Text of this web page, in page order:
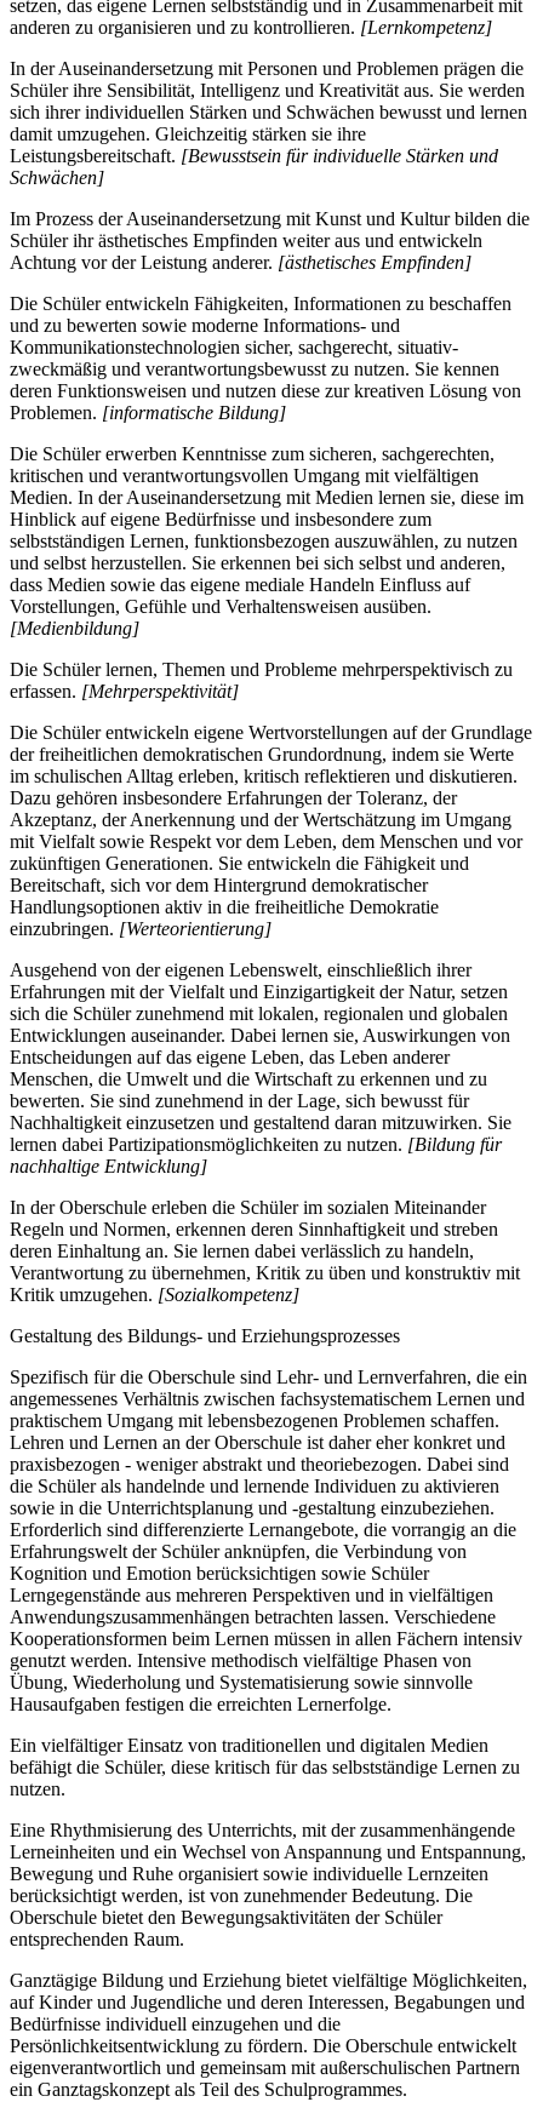
setzen, das eigene Lernen selbstständig und in Zusammenarbeit mit
anderen zu organisieren und zu kontrollieren. [Lernkompetenz]
In der Auseinandersetzung mit Personen und Problemen prägen die
Schüler ihre Sensibilität, Intelligenz und Kreativität aus. Sie werden
sich ihrer individuellen Stärken und Schwächen bewusst und lernen
damit umzugehen. Gleichzeitig stärken sie ihre
Leistungsbereitschaft. [Bewusstsein für individuelle Stärken und
Schwächen]
Im Prozess der Auseinandersetzung mit Kunst und Kultur bilden die
Schüler ihr ästhetisches Empfinden weiter aus und entwickeln
Achtung vor der Leistung anderer. [ästhetisches Empfinden]
Die Schüler entwickeln Fähigkeiten, Informationen zu beschaffen
und zu bewerten sowie moderne Informations- und
Kommunikationstechnologien sicher, sachgerecht, situativ-
zweckmäßig und verantwortungsbewusst zu nutzen. Sie kennen
deren Funktionsweisen und nutzen diese zur kreativen Lösung von
Problemen. [informatische Bildung]
Die Schüler erwerben Kenntnisse zum sicheren, sachgerechten,
kritischen und verantwortungsvollen Umgang mit vielfältigen
Medien. In der Auseinandersetzung mit Medien lernen sie, diese im
Hinblick auf eigene Bedürfnisse und insbesondere zum
selbstständigen Lernen, funktionsbezogen auszuwählen, zu nutzen
und selbst herzustellen. Sie erkennen bei sich selbst und anderen,
dass Medien sowie das eigene mediale Handeln Einfluss auf
Vorstellungen, Gefühle und Verhaltensweisen ausüben.
[Medienbildung]
Die Schüler lernen, Themen und Probleme mehrperspektivisch zu
erfassen. [Mehrperspektivität]
Die Schüler entwickeln eigene Wertvorstellungen auf der Grundlage
der freiheitlichen demokratischen Grundordnung, indem sie Werte
im schulischen Alltag erleben, kritisch reflektieren und diskutieren.
Dazu gehören insbesondere Erfahrungen der Toleranz, der
Akzeptanz, der Anerkennung und der Wertschätzung im Umgang
mit Vielfalt sowie Respekt vor dem Leben, dem Menschen und vor
zukünftigen Generationen. Sie entwickeln die Fähigkeit und
Bereitschaft, sich vor dem Hintergrund demokratischer
Handlungsoptionen aktiv in die freiheitliche Demokratie
einzubringen. [Werteorientierung]
Ausgehend von der eigenen Lebenswelt, einschließlich ihrer
Erfahrungen mit der Vielfalt und Einzigartigkeit der Natur, setzen
sich die Schüler zunehmend mit lokalen, regionalen und globalen
Entwicklungen auseinander. Dabei lernen sie, Auswirkungen von
Entscheidungen auf das eigene Leben, das Leben anderer
Menschen, die Umwelt und die Wirtschaft zu erkennen und zu
bewerten. Sie sind zunehmend in der Lage, sich bewusst für
Nachhaltigkeit einzusetzen und gestaltend daran mitzuwirken. Sie
lernen dabei Partizipationsmöglichkeiten zu nutzen. [Bildung für
nachhaltige Entwicklung]
In der Oberschule erleben die Schüler im sozialen Miteinander
Regeln und Normen, erkennen deren Sinnhaftigkeit und streben
deren Einhaltung an. Sie lernen dabei verlässlich zu handeln,
Verantwortung zu übernehmen, Kritik zu üben und konstruktiv mit
Kritik umzugehen. [Sozialkompetenz]
Gestaltung des Bildungs- und Erziehungsprozesses
Spezifisch für die Oberschule sind Lehr- und Lernverfahren, die ein
angemessenes Verhältnis zwischen fachsystematischem Lernen und
praktischem Umgang mit lebensbezogenen Problemen schaffen.
Lehren und Lernen an der Oberschule ist daher eher konkret und
praxisbezogen - weniger abstrakt und theoriebezogen. Dabei sind
die Schüler als handelnde und lernende Individuen zu aktivieren
sowie in die Unterrichtsplanung und -gestaltung einzubeziehen.
Erforderlich sind differenzierte Lernangebote, die vorrangig an die
Erfahrungswelt der Schüler anknüpfen, die Verbindung von
Kognition und Emotion berücksichtigen sowie Schüler
Lerngegenstände aus mehreren Perspektiven und in vielfältigen
Anwendungszusammenhängen betrachten lassen. Verschiedene
Kooperationsformen beim Lernen müssen in allen Fächern intensiv
genutzt werden. Intensive methodisch vielfältige Phasen von
Übung, Wiederholung und Systematisierung sowie sinnvolle
Hausaufgaben festigen die erreichten Lernerfolge.
Ein vielfältiger Einsatz von traditionellen und digitalen Medien
befähigt die Schüler, diese kritisch für das selbstständige Lernen zu
nutzen.
Eine Rhythmisierung des Unterrichts, mit der zusammenhängende
Lerneinheiten und ein Wechsel von Anspannung und Entspannung,
Bewegung und Ruhe organisiert sowie individuelle Lernzeiten
berücksichtigt werden, ist von zunehmender Bedeutung. Die
Oberschule bietet den Bewegungsaktivitäten der Schüler
entsprechenden Raum.
Ganztägige Bildung und Erziehung bietet vielfältige Möglichkeiten,
auf Kinder und Jugendliche und deren Interessen, Begabungen und
Bedürfnisse individuell einzugehen und die
Persönlichkeitsentwicklung zu fördern. Die Oberschule entwickelt
eigenverantwortlich und gemeinsam mit außerschulischen Partnern
ein Ganztagskonzept als Teil des Schulprogrammes.